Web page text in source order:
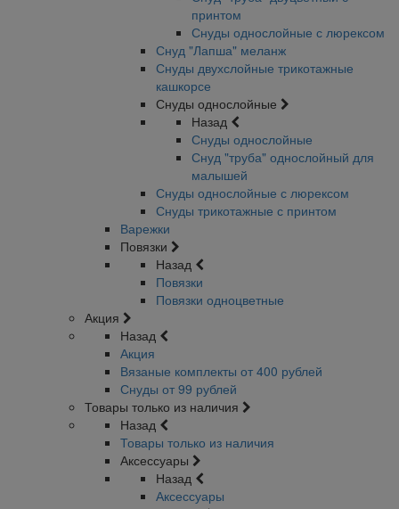
принтом
Снуды однослойные с люрексом
Снуд "Лапша" меланж
Снуды двухслойные трикотажные
кашкорсе
Снуды однослойные
Назад
Снуды однослойные
Снуд "труба" однослойный для
малышей
Снуды однослойные с люрексом
Снуды трикотажные с принтом
Варежки
Повязки
Назад
Повязки
Повязки одноцветные
Акция
Назад
Акция
Вязаные комплекты от 400 рублей
Снуды от 99 рублей
Товары только из наличия
Назад
Товары только из наличия
Аксессуары
Назад
Аксессуары